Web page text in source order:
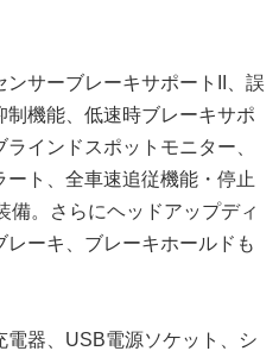
サーブレーキサポートII、誤
機能、低速時ブレーキサポ
インドスポットモニター、
ト、全車速追従機能・停止
備。さらにヘッドアップディ
ーキ、ブレーキホールドも
器、USB電源ソケット、シ